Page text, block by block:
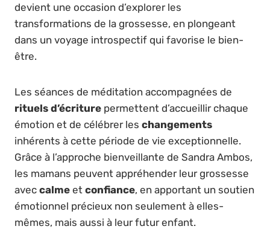
devient une occasion d’explorer les
transformations de la grossesse, en plongeant
dans un voyage introspectif qui favorise le bien-
être.
Les séances de méditation accompagnées de
rituels d’écriture permettent d’accueillir chaque
émotion et de célébrer les changements
inhérents à cette période de vie exceptionnelle.
Grâce à l’approche bienveillante de Sandra Ambos,
les mamans peuvent appréhender leur grossesse
avec calme et confiance, en apportant un soutien
émotionnel précieux non seulement à elles-
mêmes, mais aussi à leur futur enfant.